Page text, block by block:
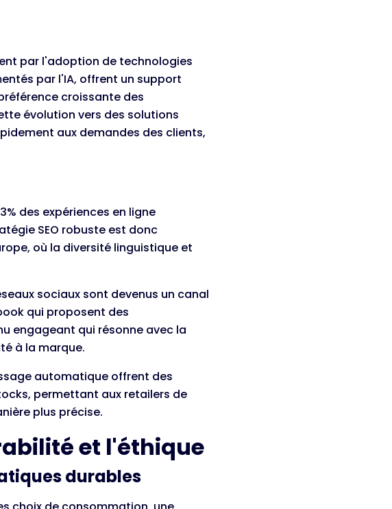
par l'adoption de technologies
par l'IA, offrent un support
croissante des
évolution vers des solutions
aux demandes des clients,
des expériences en ligne
SEO robuste est donc
où la diversité linguistique et
sociaux sont devenus un canal
qui proposent des
engageant qui résonne avec la
à la marque.
automatique offrent des
permettant aux retailers de
plus précise.
et l'éthique
durables